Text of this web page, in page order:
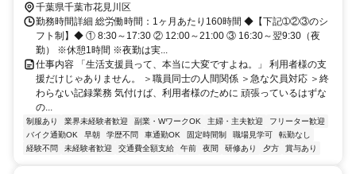
千葉県千葉市花見川区
勤務時間詳細 総労働時間：1ヶ月あたり160時間 ◆【下記➀②③のシ
フト制】◆ ① 8:30～17:30 ② 12:00～21:00 ③ 16:30～翌9:30（夜
勤） ※休憩1時間 ※夜勤は実...
仕事内容 「生活支援員って、本当に大変ですよね。」 利用者様の支
援だけじゃありません。 ＞職員同士の人間関係 ＞急な欠員対応 ＞終
わらない記録業務 気付けば、利用者様のために 頑張っているはずな
の...
制服あり 業界未経験者歓迎 副業・WワークOK 主婦・主夫歓迎
フリーター歓迎
バイク通勤OK
早朝 学歴不問 車通勤OK 固定時間制 職場見学可
転勤なし
経験不問
未経験者歓迎 交通費全額支給 午前 夜間 研修あり 夕方 賞与あり